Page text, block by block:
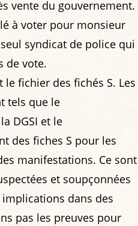
vente du gouvernement.
à voter pour monsieur
seul syndicat de police qui
de vote.
le fichier des fichés S. Les
tels que le
DGSI et le
des fiches S pour les
manifestations. Ce sont
et soupçonnées
dans des
pas les preuves pour